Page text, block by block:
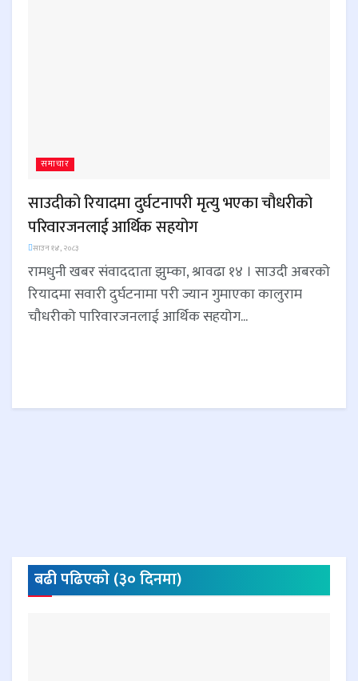
समाचार
साउदीको रियादमा दुर्घटनापरी मृत्यु भएका चौधरीको
परिवारजनलाई आर्थिक सहयोग
साउन १४, २०८३
रामधुनी खबर संवाददाता झुम्का, श्रावढा १४ । साउदी अबरको
रियादमा सवारी दुर्घटनामा परी ज्यान गुमाएका कालुराम
चौधरीको पारिवारजनलाई आर्थिक सहयोग...
बढी पढिएकाे (३० दिनमा)